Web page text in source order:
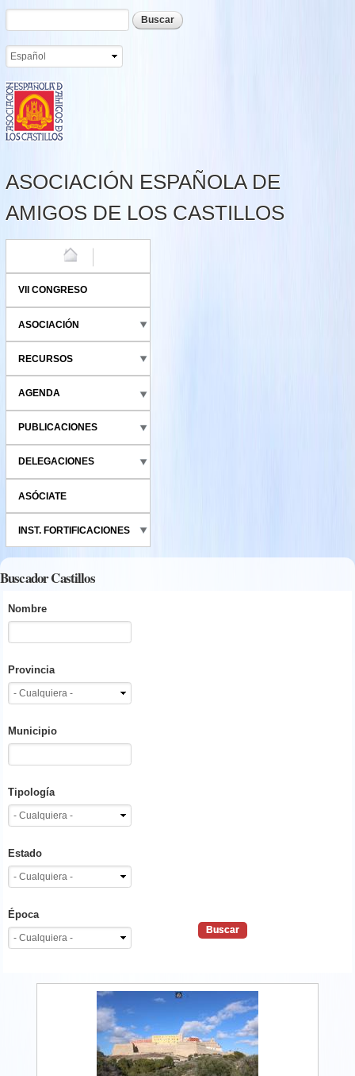
Pasar al
contenido
Formulario de búsqueda
Buscar
ASOCIACIÓN ESPAÑOLA DE
AMIGOS DE LOS CASTILLOS
VII CONGRESO
ASOCIACIÓN
RECURSOS
AGENDA
PUBLICACIONES
DELEGACIONES
ASÓCIATE
INST. FORTIFICACIONES
Buscador Castillos
Nombre
Provincia
Municipio
Tipología
Estado
Época